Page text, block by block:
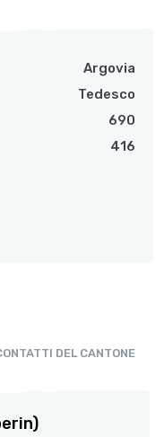
Argovia
Tedesco
690
416
DEL CANTONE